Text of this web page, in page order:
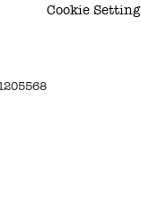
Cookie Setting